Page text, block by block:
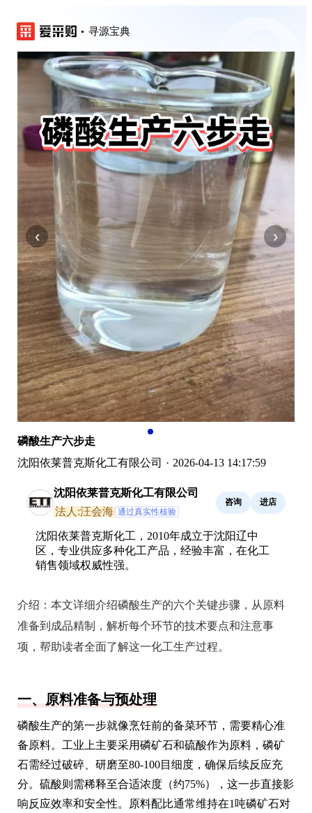
寻源宝典
‹ ›
磷酸生产六步走
沈阳依莱普克斯化工有限公司 · 2026-04-13 14:17:59
沈阳依莱普克斯化工有限公司
法人:汪会海 通过真实性核验
咨询 进店
沈阳依莱普克斯化工，2010年成立于沈阳辽中
区，专业供应多种化工产品，经验丰富，在化工
销售领域权威性强。
介绍： 本文详细介绍磷酸生产的六个关键步骤，从原料
准备到成品精制，解析每个环节的技术要点和注意事
项，帮助读者全面了解这一化工生产过程。
一、原料准备与预处理
磷酸生产的第一步就像烹饪前的备菜环节，需要精心准
备原料。工业上主要采用磷矿石和硫酸作为原料，磷矿
石需经过破碎、研磨至80-100目细度，确保后续反应充
分。硫酸则需稀释至合适浓度（约75%），这一步直接影
响反应效率和安全性。原料配比通常维持在1吨磷矿石对